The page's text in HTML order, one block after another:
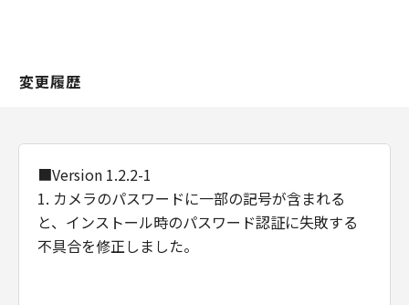
12.212 and 48 C.F.R. 227.7202-1 through
herein. Manufacturer is Canon Inc./30-2,
Shimomaruko 3-chome, Ohta-ku, Tokyo
146-8501, Japan.
本条項中で使用される"the Software"と
変更履歴
■Version 1.2.2-1
1. カメラのパスワードに一部の記号が含まれる
と、インストール時のパスワード認証に失敗する
不具合を修正しました。